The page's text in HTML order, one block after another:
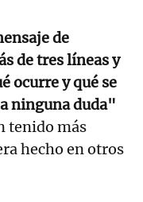
de
de tres líneas y
ocurre y qué se
ninguna duda"
tenido más
hecho en otros